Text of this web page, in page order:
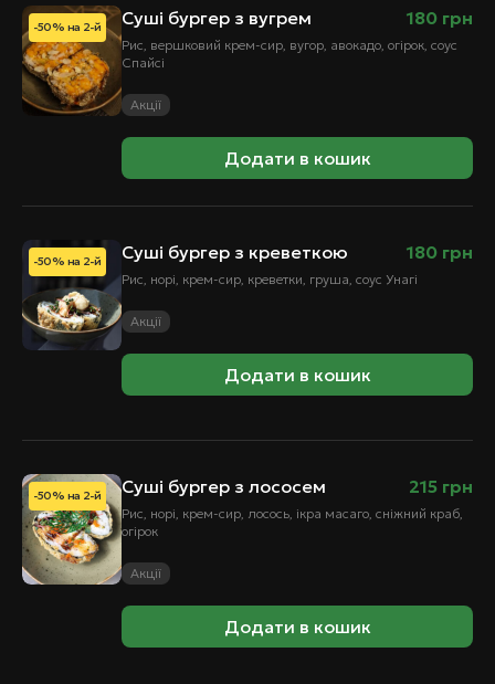
-50% на 2-й Суші бургер з вугрем 180 грн
Рис, вершковий крем-сир, вугор, авокадо, огірок, соус
Спайсі
Акції
Додати в кошик
-50% на 2-й Суші бургер з креветкою 180 грн
Рис, норі, крем-сир, креветки, груша, соус Унагі
Акції
Додати в кошик
-50% на 2-й Суші бургер з лососем 215 грн
Рис, норі, крем-сир, лосось, ікра масаго, сніжний краб,
огірок
Акції
Додати в кошик